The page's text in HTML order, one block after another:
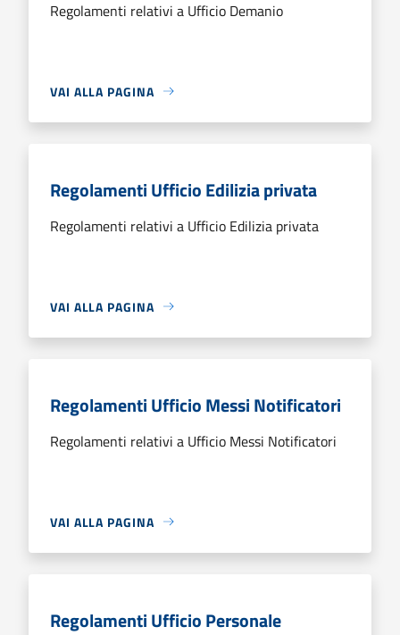
Regolamenti relativi a Ufficio Demanio
VAI ALLA PAGINA
Regolamenti Ufficio Edilizia privata
Regolamenti relativi a Ufficio Edilizia privata
VAI ALLA PAGINA
Regolamenti Ufficio Messi Notificatori
Regolamenti relativi a Ufficio Messi Notificatori
VAI ALLA PAGINA
Regolamenti Ufficio Personale